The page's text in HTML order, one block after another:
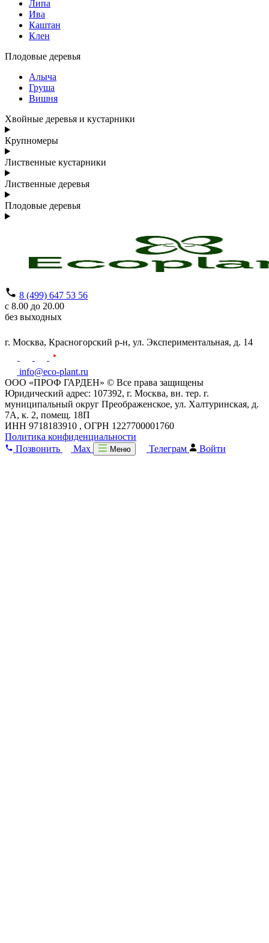
Липа
Ива
Каштан
Клен
Плодовые деревья
Алыча
Груша
Вишня
Хвойные деревья и кустарники
Крупномеры
Лиственные кустарники
Лиственные деревья
Плодовые деревья
8 (499) 647 53 56
с 8.00 до 20.00
без выходных
г. Москва, Красногорский р-н, ул. Экспериментальная, д. 14
info@eco-plant.ru
ООО «ПРОФ ГАРДЕН» © Все права защищены
Юридический адрес: 107392, г. Москва, вн. тер. г.
муниципальный округ Преображенское, ул. Халтуринская, д.
7А, к. 2, помещ. 18П
ИНН 9718183910 , ОГРН 1227700001760
Политика конфиденциальности
Позвонить
Max Меню Телеграм Войти